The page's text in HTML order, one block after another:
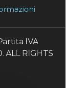
IVA
ALL RIGHTS